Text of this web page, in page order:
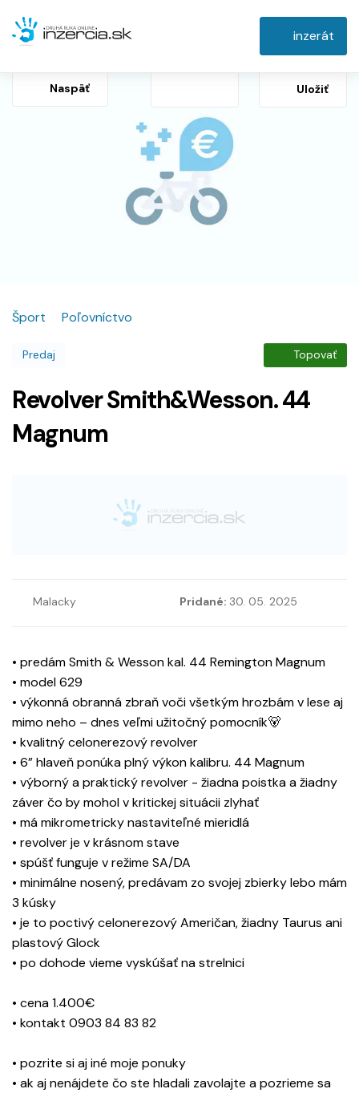
inzerát
Naspäť Uložiť
Šport Poľovníctvo
Predaj Topovať
Revolver Smith&Wesson. 44
Magnum
Malacky Pridané: 30. 05. 2025
• predám Smith & Wesson kal. 44 Remington Magnum
• model 629
• výkonná obranná zbraň voči všetkým hrozbám v lese aj
mimo neho – dnes veľmi užitočný pomocník🐻
• kvalitný celonerezový revolver
• 6” hlaveň ponúka plný výkon kalibru. 44 Magnum
• výborný a praktický revolver - žiadna poistka a žiadny
záver čo by mohol v kritickej situácii zlyhať
• má mikrometricky nastaviteľné mieridlá
• revolver je v krásnom stave
• spúšť funguje v režime SA/DA
• minimálne nosený, predávam zo svojej zbierky lebo mám
3 kúsky
• je to poctivý celonerezový Američan, žiadny Taurus ani
plastový Glock
• po dohode vieme vyskúšať na strelnici
• cena 1.400€
• kontakt 0903 84 83 82
• pozrite si aj iné moje ponuky
• ak aj nenájdete čo ste hladali zavolajte a pozrieme sa